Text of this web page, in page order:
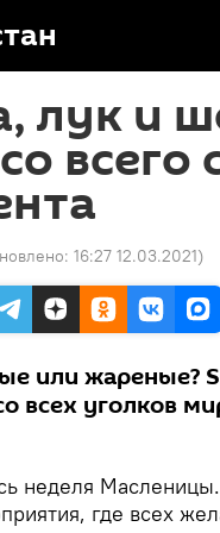
лук и
всего
16:27 12.03.2021)
или жареные?
всех уголков
неделя
где всех